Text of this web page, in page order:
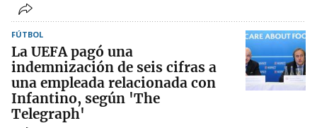
FÚTBOL
La UEFA pagó una
indemnización de seis cifras a
una empleada relacionada con
Infantino, según 'The
Telegraph'